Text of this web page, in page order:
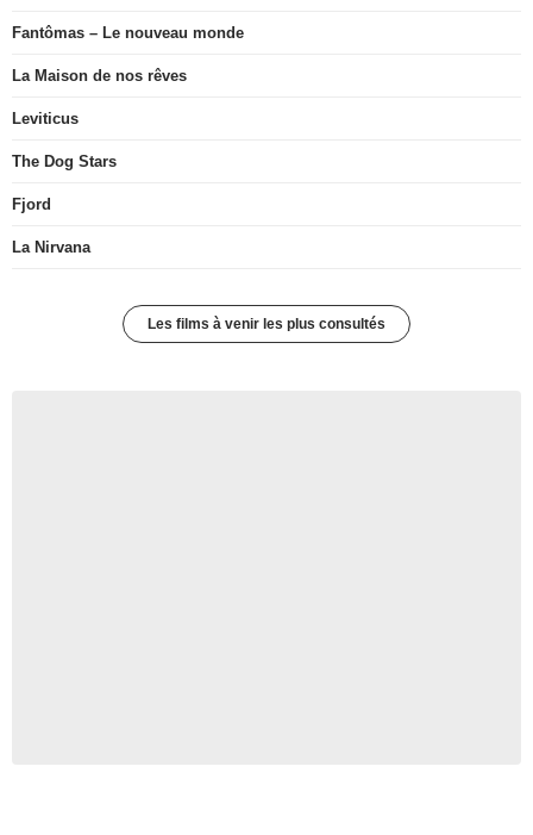
Fantômas – Le nouveau monde
La Maison de nos rêves
Leviticus
The Dog Stars
Fjord
La Nirvana
Les films à venir les plus consultés